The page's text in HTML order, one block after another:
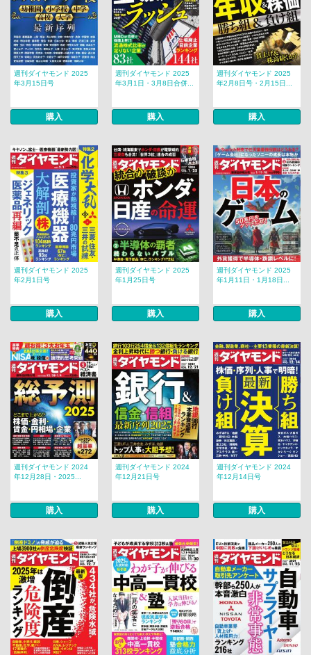
週刊ダイヤモンド 2025
年3月15日号
購入
週刊ダイヤモンド 2025
年3月1日・3月8日合併...
購入
週刊ダイヤモンド 2025
年2月8日号・2月15日...
購入
週刊ダイヤモンド 2025
年2月1日号
購入
週刊ダイヤモンド 2025
年1月25日号
購入
週刊ダイヤモンド 2025
年1月11日・1月18日...
購入
週刊ダイヤモンド 2024
年12月28日・2025...
購入
週刊ダイヤモンド 2024
年12月21日号
購入
週刊ダイヤモンド 2024
年12月14日号
購入